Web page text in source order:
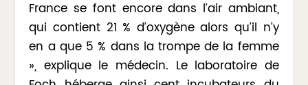
France se font encore dans l’air ambiant,
qui contient 21 % d’oxygène alors qu’il n’y
en a que 5 % dans la trompe de la femme
», explique le médecin. Le laboratoire de